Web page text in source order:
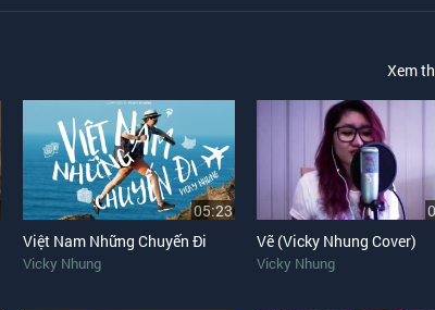
Xem
05:23
Việt Nam Những Chuyến Đi
Vicky Nhung
Vẽ (Vicky Nhung Cover)
Vicky Nhung